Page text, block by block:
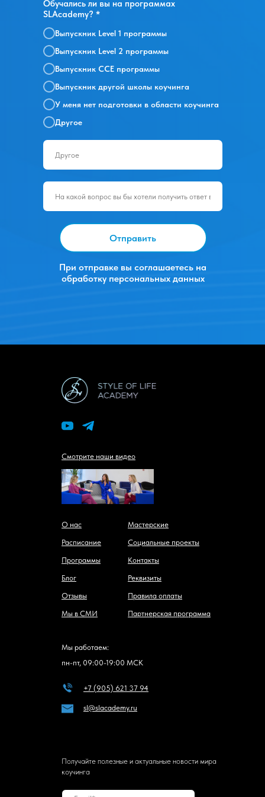
Обучались ли вы на программах
SLAcademy? *
Выпускник Level 1 программы
Выпускник Level 2 программы
Выпускник ССЕ программы
Выпускник другой школы коучинга
У меня нет подготовки в области коучинга
Другое
Отправить
При отправке вы соглашаетесь на
обработку персональных данных
Получайте полезные и актуальные новости мира
коучинга
Мы работаем:
пн-пт, 09:00-19:00 МСК
+7 (905) 621 37 94
О нас
Смотрите наши видео
Расписание
Программы
Блог
Мастерские
Контакты
Реквизиты
Правила оплаты
Социальные проекты
Партнерская программа
Отзывы
Мы в СМИ
sl@slacademy.ru